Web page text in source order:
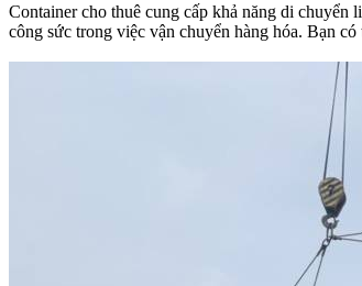
Container cho thuê cung cấp khả năng di
công sức trong việc vận chuyển hàng hóa. Bạn